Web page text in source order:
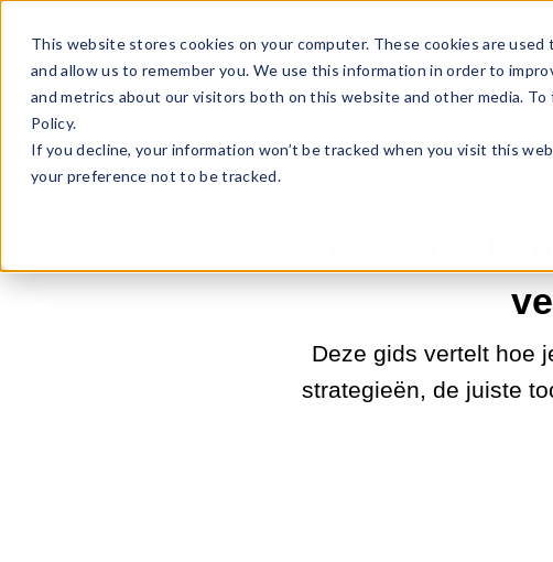
This website stores cookies on your computer. These cookies are
and allow us to remember you. We use this information in order to
and metrics about our visitors both on this website and other media.
Policy.
If you decline, your information won’t be tracked when you visit this
your preference not to be tracked.
Sell Online Business Type
Hoe vind je
Deze gids vertelt hoe
strategieën, de juiste